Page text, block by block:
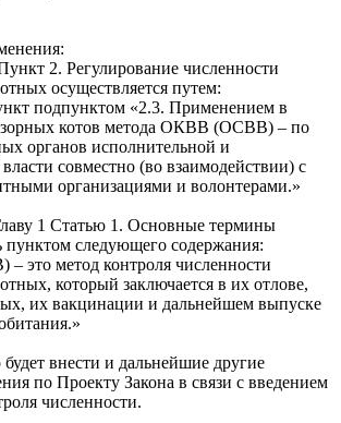
2. Регулирование численности
осуществляется путем:
подпунктом «2.3. Применением в
котов метода ОКВВ (ОСВВ) – по
органов исполнительной и
совместно (во взаимодействии) с
организациями и волонтерами.»
1 Статью 1. Основные термины
пунктом следующего содержания:
это метод контроля численности
который заключается в их отлове,
их вакцинации и дальнейшем выпуске
внести и дальнейшие другие
по Проекту Закона в связи с введением
численности.